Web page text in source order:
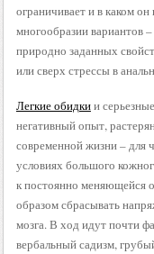
ограничивает и в каком
многообразии вариантов
природно заданных
или сверх стрессы в
Легкие обидкии серьезные
негативный опыт,
современной жизни – для
условиях большого
к постоянно меняющейся
образом сбрасывать
мозга. В ход идут почти
вербальный садизм,